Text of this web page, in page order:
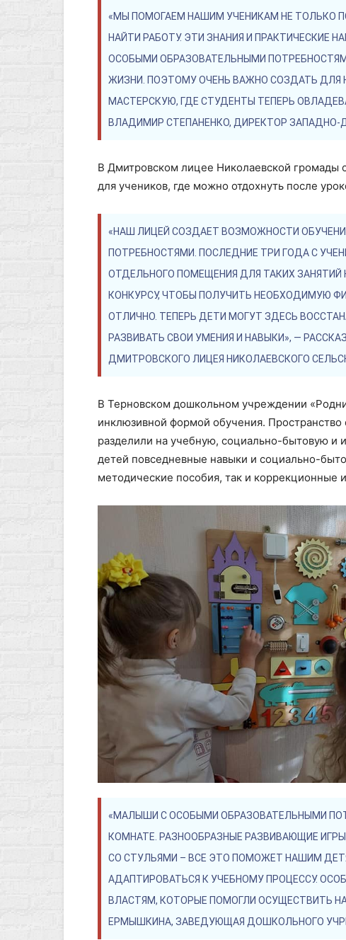
«МЫ ПОМОГАЕМ НАШИМ УЧЕНИКАМ НЕ ТОЛЬКО
НАЙТИ РАБОТУ. ЭТИ ЗНАНИЯ И
ОСОБЫМИ ОБРАЗОВАТЕЛЬНЫМИ
ЖИЗНИ. ПОЭТОМУ ОЧЕНЬ ВАЖНО СОЗДАТЬ ДЛЯ
МАСТЕРСКУЮ, ГДЕ СТУДЕНТЫ ТЕПЕРЬ
ВЛАДИМИР СТЕПАНЕНКО, ДИРЕКТОР ЗАПАДНО-
В Дмитровском лицее Николаевской громады
для учеников, где можно отдохнуть после
«НАШ ЛИЦЕЙ СОЗДАЕТ ВОЗМОЖНОСТИ
ПОТРЕБНОСТЯМИ. ПОСЛЕДНИЕ ТРИ ГОДА С
ОТДЕЛЬНОГО ПОМЕЩЕНИЯ ДЛЯ ТАКИХ
КОНКУРСУ, ЧТОБЫ ПОЛУЧИТЬ НЕОБХОДИМУЮ
ОТЛИЧНО. ТЕПЕРЬ ДЕТИ МОГУТ ЗДЕСЬ
РАЗВИВАТЬ СВОИ УМЕНИЯ И НАВЫКИ», —
ДМИТРОВСКОГО ЛИЦЕЯ НИКОЛАЕВСКОГО
В Терновском дошкольном учреждении
инклюзивной формой обучения.
разделили на учебную, социально-бытовую и
детей повседневные навыки и социально-
методические пособия, так и коррекционные
«МАЛЫШИ С ОСОБЫМИ ОБРАЗОВАТЕЛЬНЫМИ
КОМНАТЕ. РАЗНООБРАЗНЫЕ РАЗВИВАЮЩИЕ
СО СТУЛЬЯМИ – ВСЕ ЭТО ПОМОЖЕТ НАШИМ
АДАПТИРОВАТЬСЯ К УЧЕБНОМУ ПРОЦЕССУ.
ВЛАСТЯМ, КОТОРЫЕ ПОМОГЛИ ОСУЩЕСТВИТЬ
ЕРМЫШКИНА, ЗАВЕДУЮЩАЯ ДОШКОЛЬНОГО